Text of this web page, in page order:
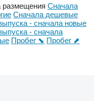
размещения Сначала
Сначала дешевые
- сначала новые
- сначала
Пробег ⬊ Пробег ⬈